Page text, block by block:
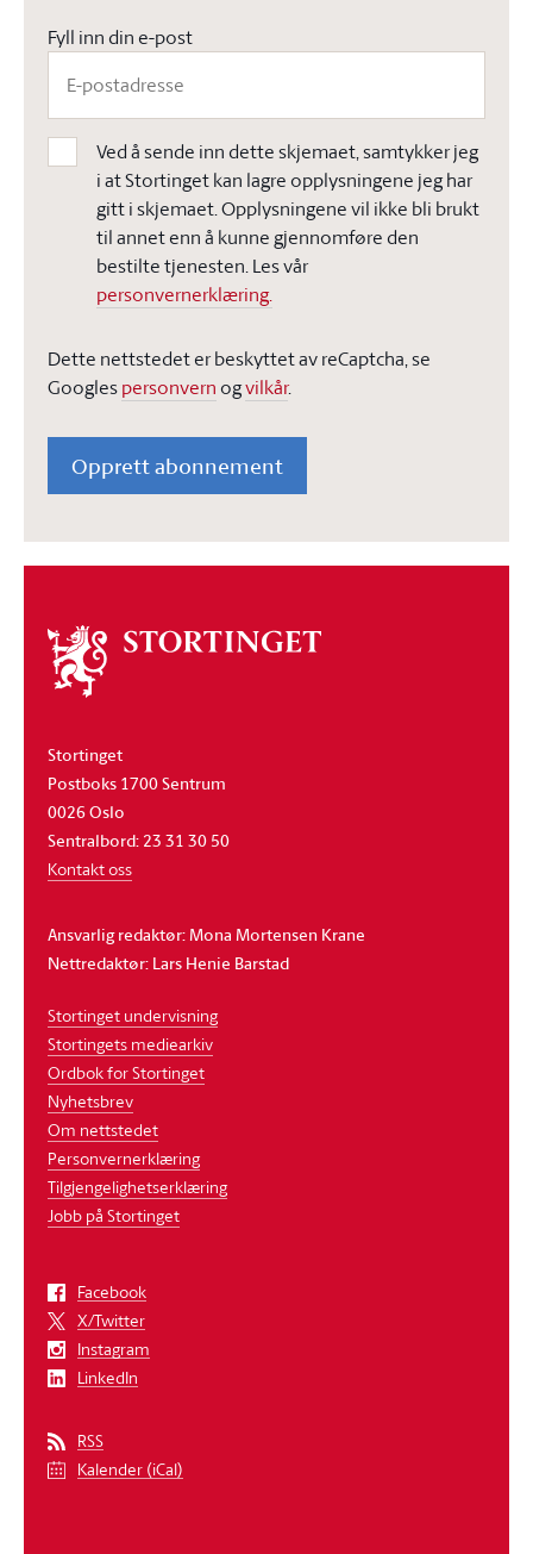
Fyll inn din e-post
Ved å sende inn dette skjemaet, samtykker jeg
i at Stortinget kan lagre opplysningene jeg har
gitt i skjemaet. Opplysningene vil ikke bli brukt
til annet enn å kunne gjennomføre den
bestilte tjenesten. Les vår
personvernerklæring.
Dette nettstedet er beskyttet av reCaptcha, se
Googlespersonvern ogvilkår.
Opprett abonnement
Om
stortinget
Stortinget
Postboks 1700 Sentrum
0026 Oslo
Sentralbord: 23 31 30 50
Kontakt oss
Ansvarlig redaktør: Mona Mortensen Krane
Nettredaktør: Lars Henie Barstad
Stortinget undervisning
Stortingets mediearkiv
Ordbok for Stortinget
Nyhetsbrev
Om nettstedet
Personvernerklæring
Tilgjengelighetserklæring
Jobb på Stortinget
Facebook
X/Twitter
Instagram
LinkedIn
RSS
Kalender (iCal)